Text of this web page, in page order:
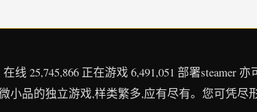
25,745,866 正在游戏 6,491,051 部署steamer 亦
小品的独立游戏,样类繁多,应有尽有。您可凭尽